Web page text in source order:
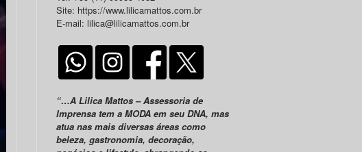
Site: https://www.lilicamattos.com.br
E-mail: lilica@lilicamattos.com.br
“…A Lilica Mattos – Assessoria de
Imprensa tem a MODA em seu DNA, mas
atua nas mais diversas áreas como
beleza, gastronomia, decoração,